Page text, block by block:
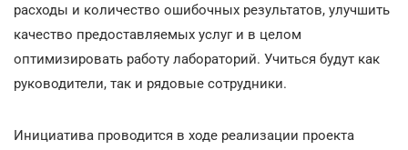
расходы и количество ошибочных результатов, улучшить
качество предоставляемых услуг и в целом
оптимизировать работу лабораторий. Учиться будут как
руководители, так и рядовые сотрудники.
Инициатива проводится в ходе реализации проекта